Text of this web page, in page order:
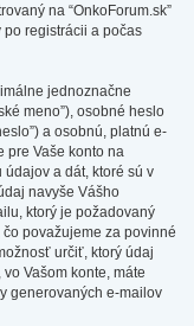
na “OnkoForum.sk”
po registrácii a počas
jednoznačne
meno”), osobné heslo
a osobnú, platnú e-
pre Vaše konto na
údajov a dát, ktoré sú v
navyše Vášho
ktorý je požadovaný
čo považujeme za povinné
určiť, ktorý údaj
Vašom konte, máte
generovaných e-mailov